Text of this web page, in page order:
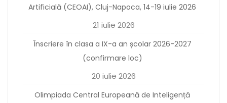
Artificială (CEOAI), Cluj-Napoca, 14-19 iulie 2026
21 iulie 2026
Înscriere în clasa a IX-a an școlar 2026-2027
(confirmare loc)
20 iulie 2026
Olimpiada Central Europeană de Inteligență